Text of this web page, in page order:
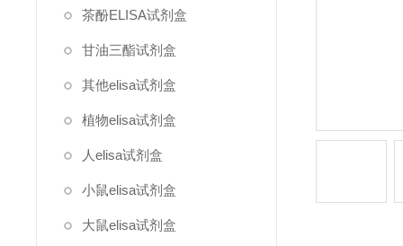
茶酚ELISA试剂盒
甘油三酯试剂盒
其他elisa试剂盒
植物elisa试剂盒
人elisa试剂盒
小鼠elisa试剂盒
大鼠elisa试剂盒